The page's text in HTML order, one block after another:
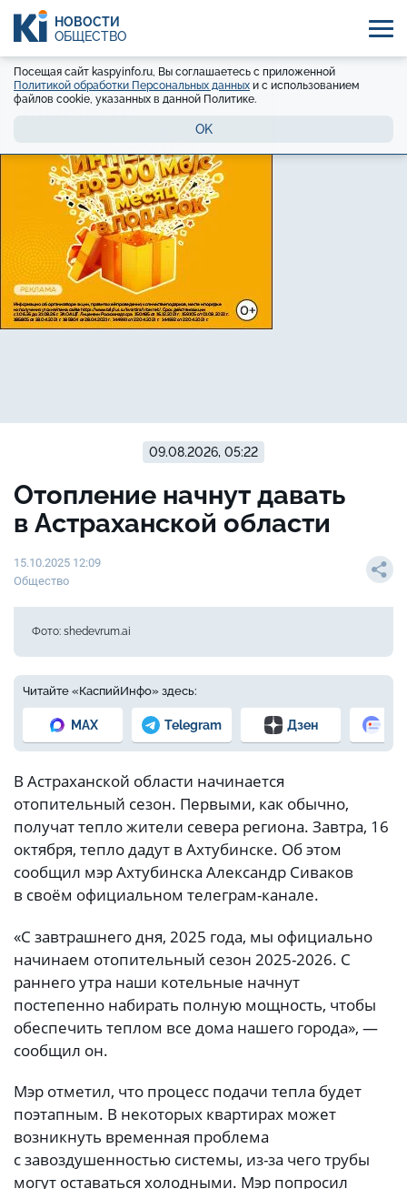
НОВОСТИ
ОБЩЕСТВО
Посещая сайт kaspyinfo.ru, Вы соглашаетесь с приложенной
Политикой обработки Персональных данных и с использованием
файлов cookie, указанных в данной Политике.
OK
09.08.2026, 05:22
Отопление начнут давать
в Астраханской области
15.10.2025 12:09
Общество
Фото: shedevrum.ai
Читайте «КаспийИнфо» здесь:
MAX Telegram Дзен
В Астраханской области начинается
отопительный сезон. Первыми, как обычно,
получат тепло жители севера региона. Завтра, 16
октября, тепло дадут в Ахтубинске. Об этом
сообщил мэр Ахтубинска Александр Сиваков
в своём официальном телеграм-канале.
«С завтрашнего дня, 2025 года, мы официально
начинаем отопительный сезон 2025-2026. С
раннего утра наши котельные начнут
постепенно набирать полную мощность, чтобы
обеспечить теплом все дома нашего города», —
сообщил он.
Мэр отметил, что процесс подачи тепла будет
поэтапным. В некоторых квартирах может
возникнуть временная проблема
с завоздушенностью системы, из-за чего трубы
могут оставаться холодными. Мэр попросил